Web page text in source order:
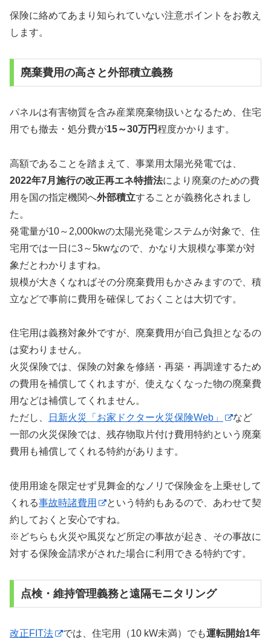
保険に絡めてあまり知られていない注意ポイントをお教え
します。
廃棄費用の高さと外部積立義務
パネルは有害物質を含み産業廃棄物扱いとなるため、住宅
用でも撤去・処分費が15～30万円程度かかります。
高額であることを踏まえて、事業用太陽光発電では、
2022年7月施行の改正再エネ特措法により廃棄のための費
用を国の指定機関へ外部積立することが義務化されまし
た。
発電量が10～2,000kwの太陽光発電システムが対象で、住
宅用では一日に3～5kwなので、かなり大規模な事業が対
象だとわかりますね。
規模が大きくなればその分廃棄費用もかさみますので、積
立などで事前に費用を確保しておくことは大切です。
住宅用は義務対象外ですが、廃棄費用が自己負担となるの
は変わりません。
火災保険では、保険の対象を修繕・再築・再調達するため
の費用を補償してくれますが、使えなくなった物の廃棄費
用などは補償してくれません。
ただし、
日新火災「お家ドクター火災保険Web」
など
一部の火災保険では、残存物取片付け費用特約という廃棄
費用も補償してくれる特約があります。
使用用途を限定せず見舞金的なノリで保険金を上乗せして
くれる事故時諸費用
という特約もあるので、あわせて契
約しておくと安心ですね。
※どちらも火災や風災など所定の事故が起き、その事故に
対する保険金請求がされた場合に利用できる特約です。
点検・維持管理義務と遠隔モニタリング
改正FIT法 では、住宅用（10 kW未満）でも運転開始1年